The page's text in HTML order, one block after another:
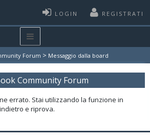
LOGIN REGISTRATI
Forum > Messaggio dalla board
Community Forum
errato. Stai utilizzando la funzione in
e riprova.